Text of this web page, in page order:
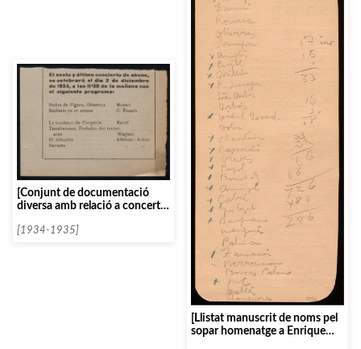
[Conjunt de documentació
diversa amb relació a concerts
Madrid]
[1934-1935]
[Llistat manuscrit de noms pel
sopar homenatge a Enrique